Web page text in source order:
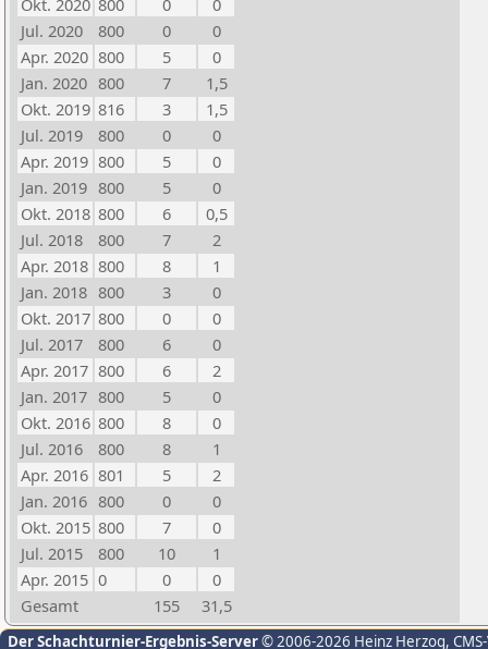
Okt. 2020 800 0
0
Jul. 2020
800 0
0
Apr. 2020 800 5
0
Jan. 2020 800 7
1,5
Okt. 2019 816 3
1,5
Jul. 2019
800 0
0
Apr. 2019 800 5
0
Jan. 2019 800 5
0
Okt. 2018 800 6
0,5
Jul. 2018
800 7
2
Apr. 2018 800 8
1
Jan. 2018 800 3
0
Okt. 2017 800 0
0
Jul. 2017
800 6
0
Apr. 2017 800 6
2
Jan. 2017 800 5
0
Okt. 2016 800 8
0
Jul. 2016
800 8
1
Apr. 2016 801 5
2
Jan. 2016 800 0
0
Okt. 2015 800 7
0
Jul. 2015
800 10
1
Apr. 2015 0 0
0
Gesamt
155 31,5
Der Schachturnier-Ergebnis-Server© 2006-2026 Heinz Herzog,